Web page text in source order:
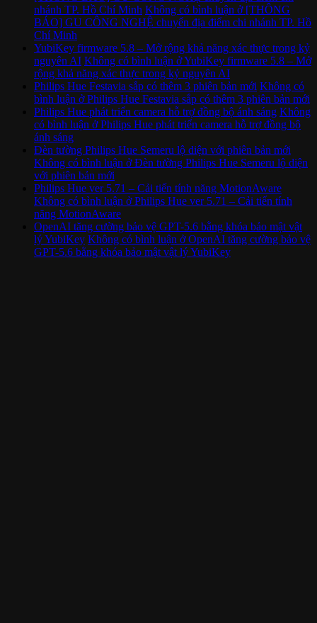
nhánh TP. Hồ Chí Minh Không có bình luận ở [THÔNG
BÁO] GU CÔNG NGHỆ chuyển địa điểm chi nhánh TP. Hồ
Chí Minh
YubiKey firmware 5.8 – Mở rộng khả năng xác thực trong kỷ
nguyên AI Không có bình luận ở YubiKey firmware 5.8 – Mở
rộng khả năng xác thực trong kỷ nguyên AI
Philips Hue Festavia sắp có thêm 3 phiên bản mới Không có
bình luận ở Philips Hue Festavia sắp có thêm 3 phiên bản mới
Philips Hue phát triển camera hỗ trợ đồng bộ ánh sáng Không
có bình luận ở Philips Hue phát triển camera hỗ trợ đồng bộ
ánh sáng
Đèn tường Philips Hue Semeru lộ diện với phiên bản mới
Không có bình luận ở Đèn tường Philips Hue Semeru lộ diện
với phiên bản mới
Philips Hue ver 5.71 – Cải tiến tính năng MotionAware
Không có bình luận ở Philips Hue ver 5.71 – Cải tiến tính
năng MotionAware
OpenAI tăng cường bảo vệ GPT-5.6 bằng khóa bảo mật vật
lý YubiKey Không có bình luận ở OpenAI tăng cường bảo vệ
GPT-5.6 bằng khóa bảo mật vật lý YubiKey